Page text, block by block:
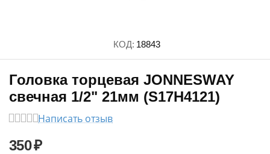
КОД: 18843
Головка торцевая JONNESWAY
свечная 1/2" 21мм (S17H4121)
Написать отзыв
350₽